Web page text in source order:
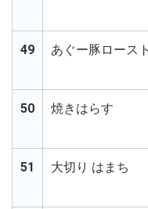
49 あぐー豚ロース
50 焼きはらす
51 大切り はまち